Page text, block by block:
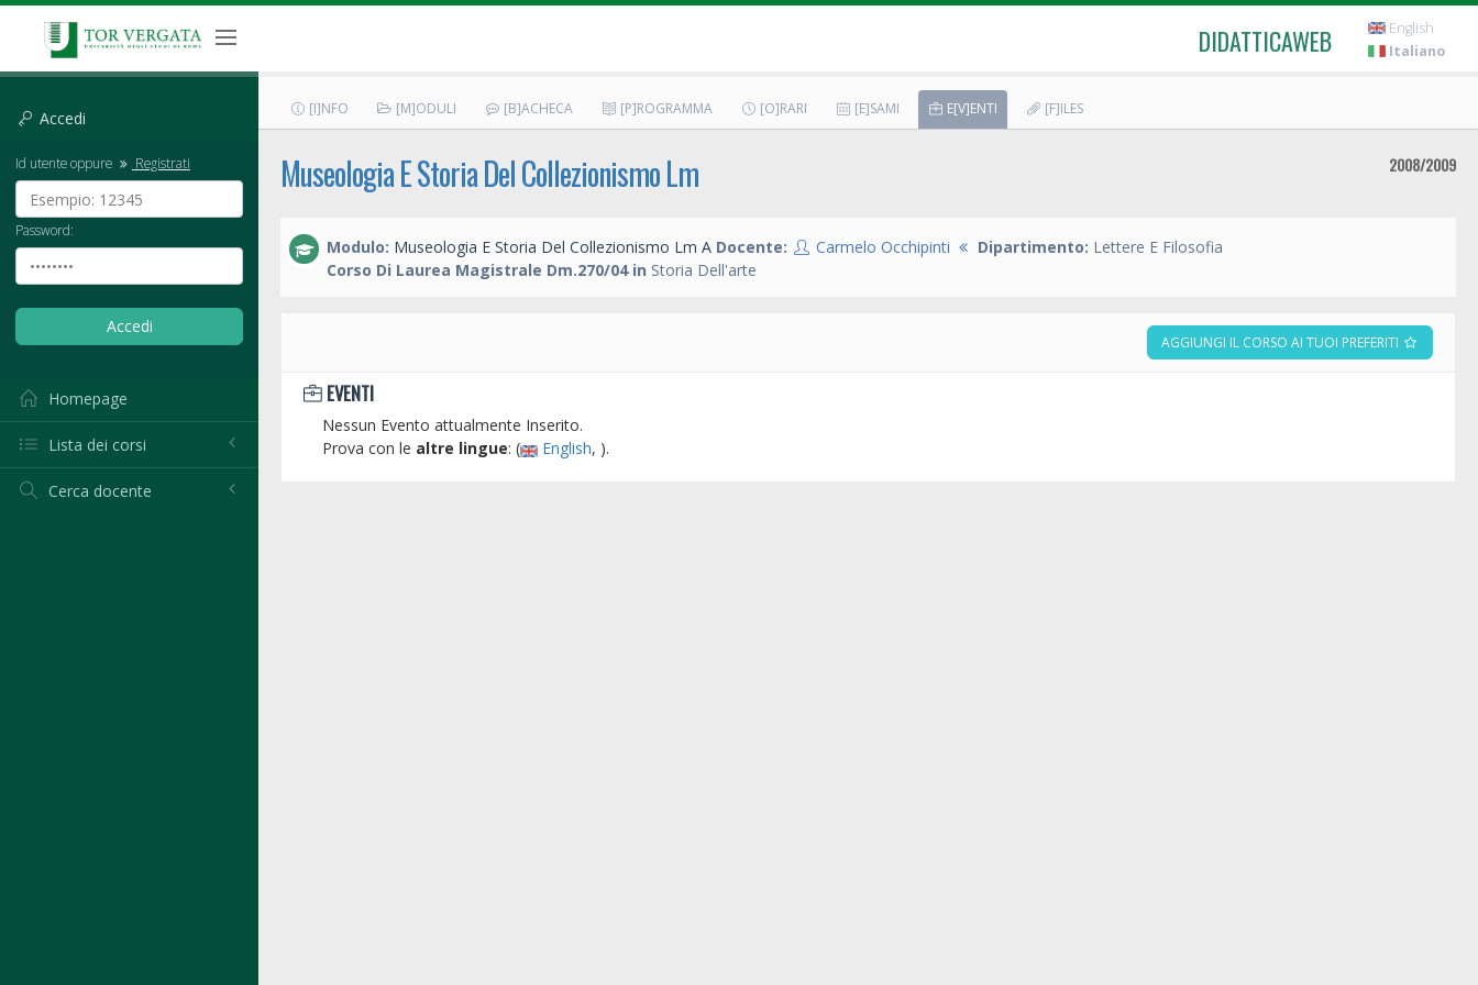
DIDATTICAWEB
English
Italiano
Accedi
Id utente oppure Registrati
Password:
Homepage
Lista dei corsi
Cerca docente
[I]NFO [M]ODULI [B]ACHECA [P]ROGRAMMA [O]RARI [E]SAMI E[V]ENTI [F]ILES
Museologia E Storia Del Collezionismo Lm 2008/2009
Modulo: Museologia E Storia Del Collezionismo Lm A Docente: Carmelo Occhipinti Dipartimento: Lettere E Filosofia
Corso Di Laurea Magistrale Dm.270/04 in Storia Dell'arte
AGGIUNGI IL CORSO AI TUOI PREFERITI
EVENTI
Nessun Evento attualmente Inserito.
Prova con le altre lingue: ( English, ).